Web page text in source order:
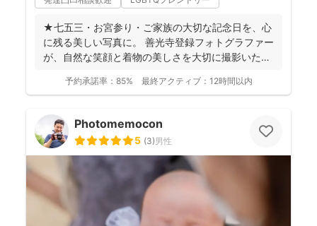
★七五三・お宮参り・ご家族の大切な記念日を、心
に残る美しい写真に。 善光寺登録フォトグラファー
が、自然な笑顔と着物の美しさを大切に撮影いたし
予約承諾率： 85% 最終アクティブ： 12時間以内
Photomemocon
5 (3)男性